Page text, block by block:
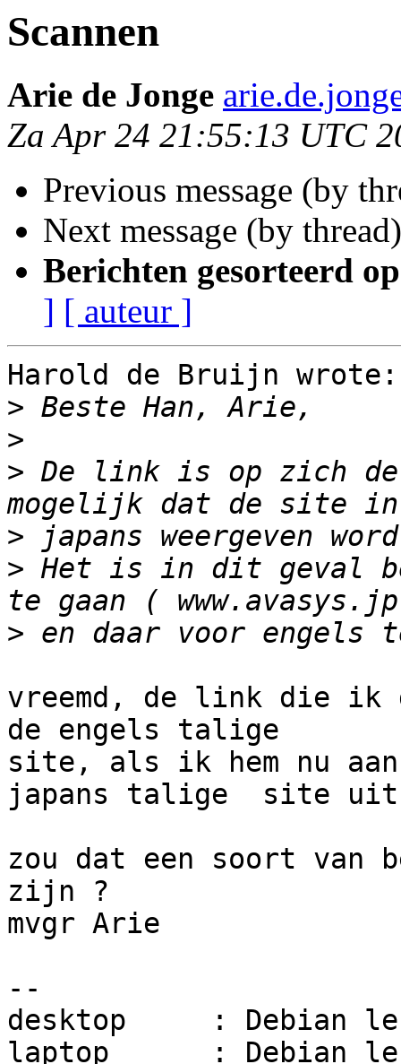
Scannen
Arie de Jonge
Za Apr 24 21:55:13 UTC
Previous message (by
Next message (by
Berichten gesorteerd
] [ auteur ]
Harold de Bruijn wrote:
>
>
> De link is op zich
>
> Het is in dit geval
>
vreemd, de link die ik
de engels talige
site, als ik hem nu
japans talige  site uit
zou dat een soort van
zijn ?
mvgr Arie
--
desktop     : Debian
laptop      : Debian